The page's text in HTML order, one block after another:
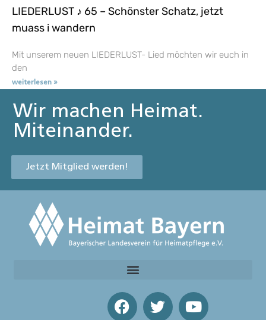
LIEDERLUST ♪ 65 – Schönster Schatz, jetzt
muass i wandern
Mit unserem neuen LIEDERLUST- Lied möchten wir euch in
den
weiterlesen »
Wir machen Heimat.
Miteinander.
Jetzt Mitglied werden!